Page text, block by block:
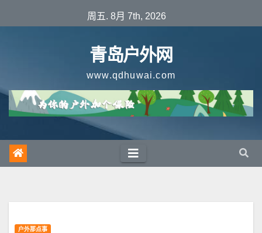
至
周五. 8月 7th, 2026
青岛户外网
www.qdhuwai.com
户外那点事